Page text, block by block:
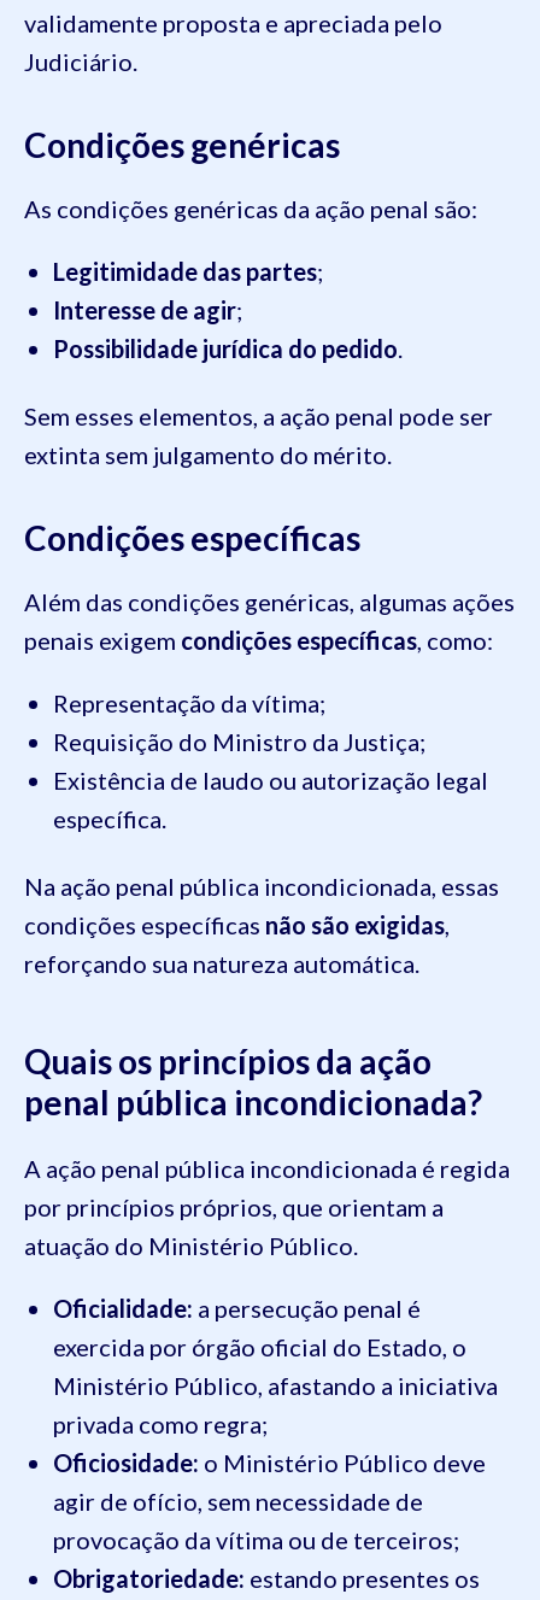
validamente proposta e apreciada pelo
Judiciário.
Condições genéricas
As condições genéricas da ação penal são:
Legitimidade das partes;
Interesse de agir;
Possibilidade jurídica do pedido
Sem esses elementos, a ação penal pode ser
extinta sem julgamento do mérito.
Condições específicas
Além das condições genéricas, algumas ações
penais exigem condições específicas , como:
Representação da vítima;
Requisição do Ministro da Justiça;
Existência de laudo ou autorização legal
específica.
Na ação penal pública incondicionada, essas
condições específicas não são exigidas
reforçando sua natureza automática.
Quais os princípios da ação
penal pública incondicionada?
A ação penal pública incondicionada é regida
por princípios próprios, que orientam a
atuação do Ministério Público.
Oficialidade: a persecução penal é
exercida por órgão oficial do Estado, o
Ministério Público, afastando a iniciativa
privada como regra;
Oficiosidade: o Ministério Público deve
agir de ofício, sem necessidade de
provocação da vítima ou de terceiros;
Obrigatoriedade: estando presentes os